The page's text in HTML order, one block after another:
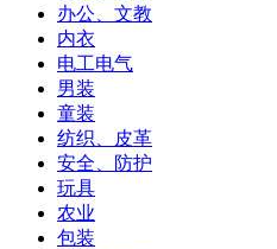
办公、文教
内衣
电工电气
男装
童装
纺织、皮革
安全、防护
玩具
农业
包装